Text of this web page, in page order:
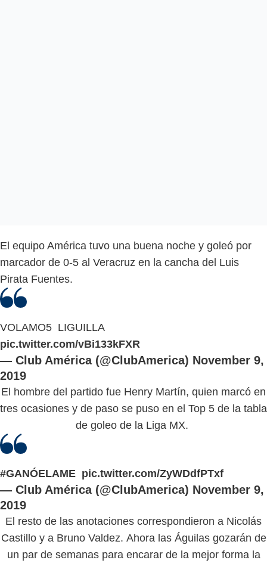
El equipo América tuvo una buena noche y goleó por
marcador de 0-5 al Veracruz en la cancha del Luis
Pirata Fuentes.
VOLAMO5 LIGUILLA
pic.twitter.com/vBi133kFXR
— Club América (@ClubAmerica) November 9,
2019
El hombre del partido fue Henry Martín, quien marcó en
tres ocasiones y de paso se puso en el Top 5 de la tabla
de goleo de la Liga MX.
#GANÓELAME pic.twitter.com/ZyWDdfPTxf
— Club América (@ClubAmerica) November 9,
2019
El resto de las anotaciones correspondieron a Nicolás
Castillo y a Bruno Valdez. Ahora las Águilas gozarán de
un par de semanas para encarar de la mejor forma la